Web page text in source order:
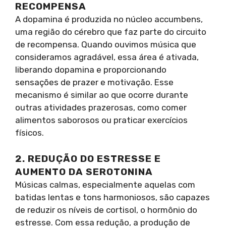
RECOMPENSA
A dopamina é produzida no núcleo accumbens,
uma região do cérebro que faz parte do circuito
de recompensa. Quando ouvimos música que
consideramos agradável, essa área é ativada,
liberando dopamina e proporcionando
sensações de prazer e motivação. Esse
mecanismo é similar ao que ocorre durante
outras atividades prazerosas, como comer
alimentos saborosos ou praticar exercícios
físicos.
2. REDUÇÃO DO ESTRESSE E
AUMENTO DA SEROTONINA
Músicas calmas, especialmente aquelas com
batidas lentas e tons harmoniosos, são capazes
de reduzir os níveis de cortisol, o hormônio do
estresse. Com essa redução, a produção de